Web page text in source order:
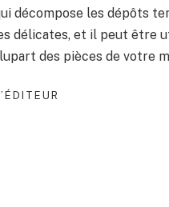
décompose les dépôts
délicates, et il peut être
des pièces de votre